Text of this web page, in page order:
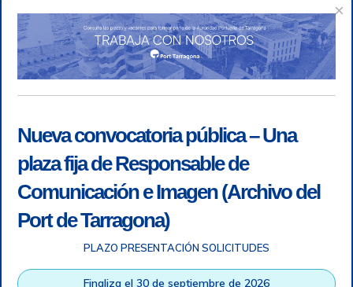
×
Nueva convocatoria pública – Una
plaza fija de Responsable de
Comunicación e Imagen (Archivo del
Port de Tarragona)
PLAZO PRESENTACIÓN SOLICITUDES
Finaliza el 30 de septiembre de 2026